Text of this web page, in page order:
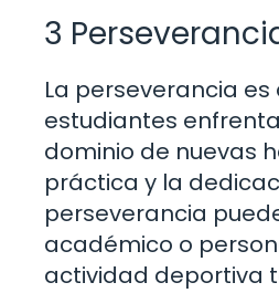
3
La perseverancia
estudiantes
dominio de nuevas
práctica y la
perseverancia
académico o
actividad deportiva